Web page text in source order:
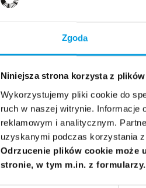
Zgoda
Niniejsza strona korzysta z
Wykorzystujemy pliki cookie do
ruch w naszej witrynie. Informacje
reklamowym i analitycznym.
uzyskanymi podczas korzystania z
Odrzucenie plików cookie może
stronie, w tym m.in. z formularzy.